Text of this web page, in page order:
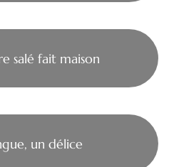
salé fait maison
un délice